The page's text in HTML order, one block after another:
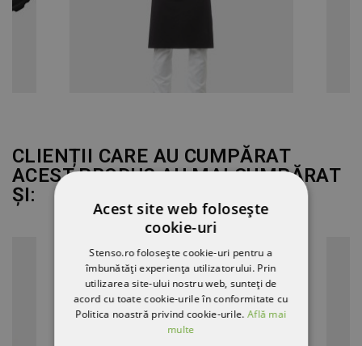
CLIENȚII CARE AU CUMPĂRAT
ACEST PRODUS AU MAI CUMPĂRAT
ȘI:
Acest site web folosește
cookie-uri
Stenso.ro folosește cookie-uri pentru a
îmbunătăți experiența utilizatorului. Prin
utilizarea site-ului nostru web, sunteți de
acord cu toate cookie-urile în conformitate cu
Politica noastră privind cookie-urile.Află mai
multe